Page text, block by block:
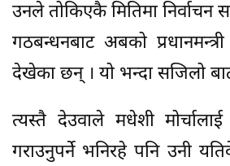
उनले तोकिएकै मितिमा
गठबन्धनबाट अबको
देखेका छन् । यो भन्दा सजिलो
त्यस्तै देउवाले मधेशी
गराउनुपर्ने भनिरहे पनि उनी